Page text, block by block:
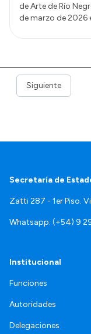
de Arte de Río
de marzo de 2026
Siguiente
Secretaría de
Zatti 287 - 1er Piso.
Whatsapp: (+54) 9
Institucional
Funciones
Autoridades
Delegaciones